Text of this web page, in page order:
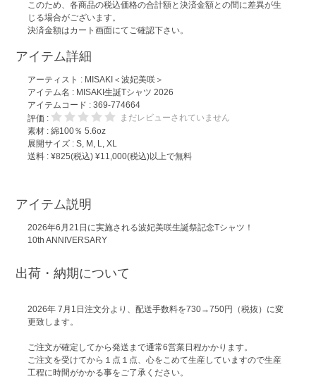
このため、各商品の税込価格の合計額と決済金額との間に差異が生
じる場合がございます。
決済金額はカート画面にてご確認下さい。
アイテム詳細
アーティスト : MISAKI＜波妃美咲＞
アイテム名 : MISAKI生誕Tシャツ 2026
アイテムコード : 369-774664
評価 :
まだレビューされていません
素材 : 綿100％ 5.6oz
展開サイズ : S, M, L, XL
送料 : ¥825(税込) ¥11,000(税込)以上で無料
アイテム説明
2026年6月21日に実施される波妃美咲生誕祭記念Tシャツ！
10th ANNIVERSARY
出荷・納期について
2026年 7月1日注文分より、配送手数料を730→750円（税抜）に変
更致します。
ご注文が確定してから発送まで通常6営業日程かかります。
ご注文を受けてから１点１点、心をこめて生産していますので生産
工程に時間がかかる事をご了承ください。